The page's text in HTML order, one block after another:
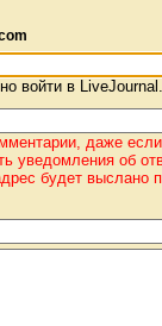
войти в
даже
уведомления об
будет выслано